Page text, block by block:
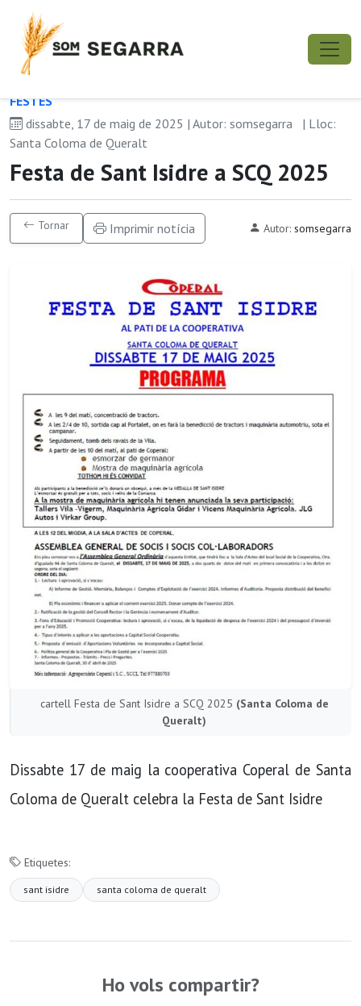
FESTES
dissabte, 17 de maig de 2025 | Autor: somsegarra
| Lloc:
Santa Coloma de Queralt
Festa de Sant Isidre a SCQ 2025
Tornar Imprimir notícia Autor: somsegarra
cartell Festa de Sant Isidre a SCQ 2025 (Santa Coloma de
Queralt)
Dissabte 17 de maig la cooperativa Coperal de Santa
Coloma de Queralt celebra la Festa de Sant Isidre
Etiquetes:
sant isidre santa coloma de queralt
Ho vols compartir?